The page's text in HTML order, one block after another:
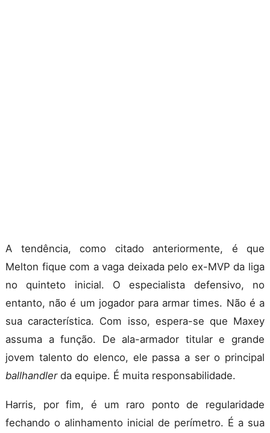
A tendência, como citado anteriormente, é que
Melton fique com a vaga deixada pelo ex-MVP da liga
no quinteto inicial. O especialista defensivo, no
entanto, não é um jogador para armar times. Não é a
sua característica. Com isso, espera-se que Maxey
assuma a função. De ala-armador titular e grande
jovem talento do elenco, ele passa a ser o principal
ballhandlerda equipe. É muita responsabilidade.
Harris, por fim, é um raro ponto de regularidade
fechando o alinhamento inicial de perímetro. É a sua